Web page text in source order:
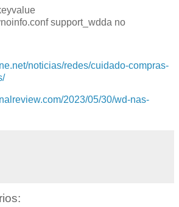
support_wdda no
noticias/redes/cuidado-compras-
2023/05/30/wd-nas-